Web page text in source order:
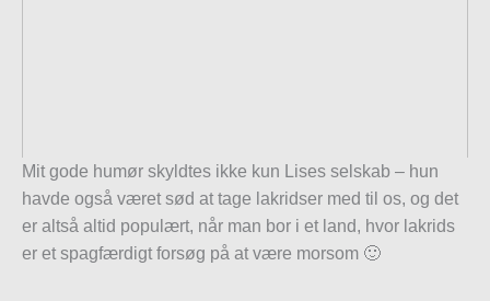
Mit gode humør skyldtes ikke kun Lises selskab – hun
havde også været sød at tage lakridser med til os, og det
er altså altid populært, når man bor i et land, hvor lakrids
er et spagfærdigt forsøg på at være morsom 🙂